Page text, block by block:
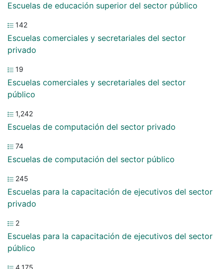
Escuelas de educación superior del sector público
142
Escuelas comerciales y secretariales del sector
privado
19
Escuelas comerciales y secretariales del sector
público
1,242
Escuelas de computación del sector privado
74
Escuelas de computación del sector público
245
Escuelas para la capacitación de ejecutivos del sector
privado
2
Escuelas para la capacitación de ejecutivos del sector
público
4,175